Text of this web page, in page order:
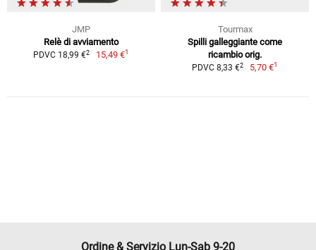
JMP
Relè di avviamento
PDVC 18,99 €2 15,49 €1
Tourmax
Spilli galleggiante come
ricambio orig.
PDVC 8,33 €2 5,70 €1
Ordine & Servizio Lun-Sab 9-20